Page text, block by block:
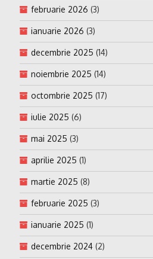
februarie 2026 (3)
ianuarie 2026 (3)
decembrie 2025 (14)
noiembrie 2025 (14)
octombrie 2025 (17)
iulie 2025 (6)
mai 2025 (3)
aprilie 2025 (1)
martie 2025 (8)
februarie 2025 (3)
ianuarie 2025 (1)
decembrie 2024 (2)